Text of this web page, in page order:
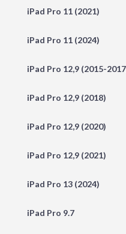
iPad Pro 11 (2021)
iPad Pro 11 (2024)
iPad Pro 12,9 (2015-
iPad Pro 12,9 (2018)
iPad Pro 12,9 (2020)
iPad Pro 12,9 (2021)
iPad Pro 13 (2024)
iPad Pro 9.7